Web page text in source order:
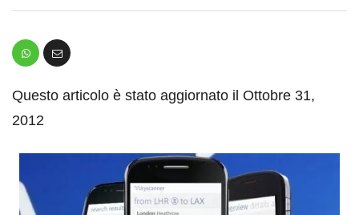
Questo articolo è stato aggiornato il Ottobre 31,
2012